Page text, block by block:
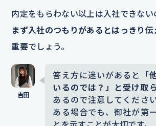
内定をもらわない以上は入社できない
まず入社のつもりがあるとはっきり
重要でしょう。
答え方に迷いがあると
「
いるのでは？」と受け取
あるので注意してくださ
ある場合でも、御社が第